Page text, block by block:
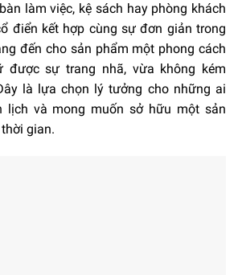
làm việc, kệ sách hay phòng khách
điển kết hợp cùng sự đơn giản trong
đến cho sản phẩm một phong cách
được sự trang nhã, vừa không kém
là lựa chọn lý tưởng cho những ai
lịch và mong muốn sở hữu một sản
gian.